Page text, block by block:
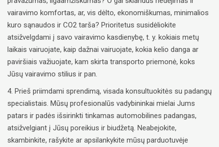
vairavimo komfortas, ar, vis dėlto, ekonomiškumas, minimalios
kuro sąnaudos ir CO2 tarša? Prioritetus susidėliokite
atsižvelgdami į savo vairavimo kasdienybę, t. y. kokiais metų
laikais vairuojate, kaip dažnai vairuojate, kokia kelio danga ar
paviršiais važiuojate, kam skirta transporto priemonė, koks
Jūsų vairavimo stilius ir pan.
4. Prieš priimdami sprendimą, visada konsultuokitės su padangų
specialistais. Mūsų profesionalūs vadybininkai mielai Jums
patars ir padės išsirinkti tinkamas automobilines padangas,
atsižvelgiant į Jūsų poreikius ir biudžetą. Neabejokite,
skambinkite, rašykite ar apsilankykite mūsų parduotuvėje